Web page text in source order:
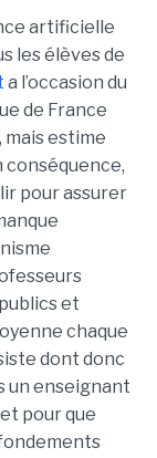
artificielle
les élèves de
a l’occasion du
de France
mais estime
conséquence,
pour assurer
et
chaque
dont donc
un enseignant
pour que